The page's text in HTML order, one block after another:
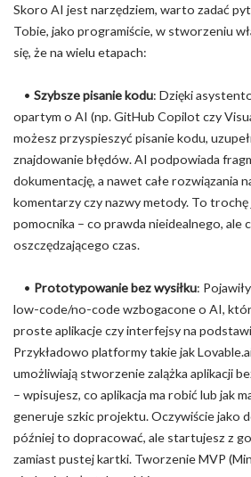
Skoro AI jest narzędziem, warto zadać
Tobie, jako programiście, w stworzeniu
się, że na wielu etapach:
• Szybsze pisanie kodu: Dzięki
opartym o AI (np. GitHub Copilot czy
możesz przyspieszyć pisanie kodu,
znajdowanie błędów. AI podpowiada
dokumentację, a nawet całe rozwiązania
komentarzy czy nazwy metody. To trochę
pomocnika – co prawda nieidealnego, ale
oszczędzającego czas.
• Prototypowanie bez wysiłku:
low-code/no-code wzbogacone o AI,
proste aplikacje czy interfejsy na
Przykładowo platformy takie jak
umożliwiają stworzenie zalążka aplikacji
– wpisujesz, co aplikacja ma robić lub jak
generuje szkic projektu. Oczywiście jako
później to dopracować, ale startujesz z
zamiast pustej kartki. Tworzenie MVP